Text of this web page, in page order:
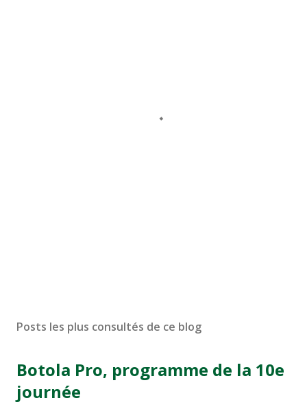
Posts les plus consultés de ce blog
Botola Pro, programme de la 10e
journée